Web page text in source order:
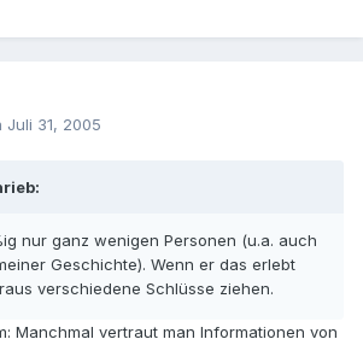
Juli 31, 2005
nur ganz wenigen Personen (u.a. auch
Geschichte). Wenn er das erlebt
verschiedene Schlüsse ziehen.
Manchmal vertraut man Informationen von